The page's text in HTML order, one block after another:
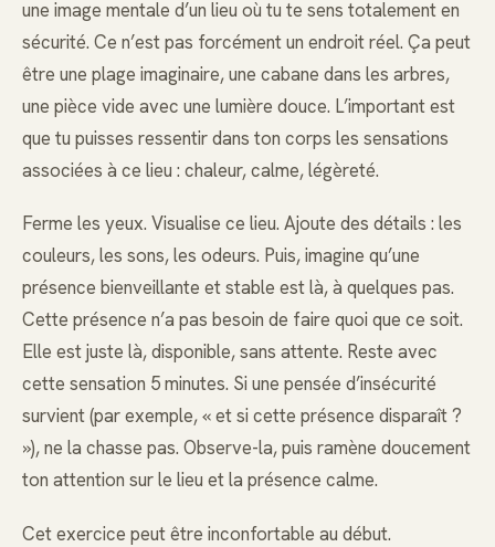
une image mentale d’un lieu où tu te sens totalement en
sécurité. Ce n’est pas forcément un endroit réel. Ça peut
être une plage imaginaire, une cabane dans les arbres,
une pièce vide avec une lumière douce. L’important est
que tu puisses ressentir dans ton corps les sensations
associées à ce lieu : chaleur, calme, légèreté.
Ferme les yeux. Visualise ce lieu. Ajoute des détails : les
couleurs, les sons, les odeurs. Puis, imagine qu’une
présence bienveillante et stable est là, à quelques pas.
Cette présence n’a pas besoin de faire quoi que ce soit.
Elle est juste là, disponible, sans attente. Reste avec
cette sensation 5 minutes. Si une pensée d’insécurité
survient (par exemple, « et si cette présence disparaît ?
»), ne la chasse pas. Observe-la, puis ramène doucement
ton attention sur le lieu et la présence calme.
Cet exercice peut être inconfortable au début.